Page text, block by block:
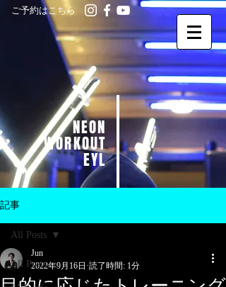
ご予約はこちら
NEON
WORKOUT
EYL
記事
All Posts
All Posts
Jun
2022年9月16日 読了時間: 1分